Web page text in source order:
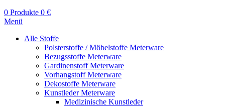
0 Produkte 0 €
Menü
Alle Stoffe
Polsterstoffe / Möbelstoffe Meterware
Bezugsstoffe Meterware
Gardinenstoff Meterware
Vorhangstoff Meterware
Dekostoffe Meterware
Kunstleder Meterware
Medizinische Kunstleder